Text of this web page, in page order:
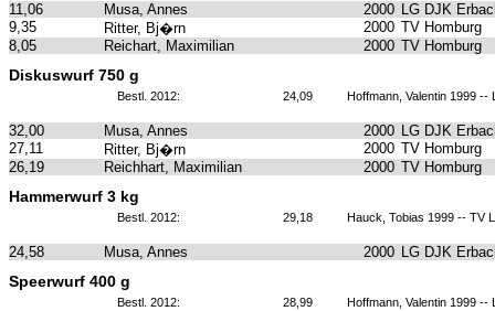
11,06 Musa, Annes 2000 LG DJK
9,35
Ritter, Bj�rn 2000 TV Homburg
8,05
Reichart, Maximilian 2000 TV Homburg
Diskuswurf 750 g
Bestl. 2012: 24,09 Hoffmann, Valentin 1999
32,00 Musa, Annes 2000 LG DJK
27,11
Ritter, Bj�rn 2000 TV Homburg
26,19
Reichhart, Maximilian 2000 TV Homburg
Hammerwurf 3 kg
Bestl. 2012: 29,18 Hauck, Tobias 1999 -- TV
24,58 Musa, Annes 2000 LG DJK
Speerwurf 400 g
Bestl. 2012: 28,99 Hoffmann, Valentin 1999